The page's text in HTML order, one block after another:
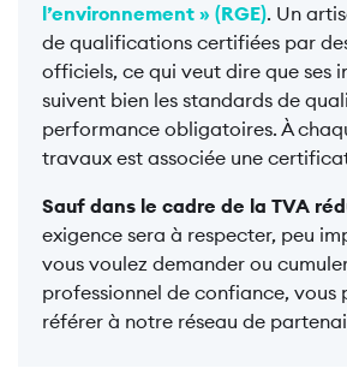
l’environnement » (RGE). Un
de qualifications certifiées par
officiels, ce qui veut dire que ses
suivent bien les standards de
performance obligatoires. À
travaux est associée une
Sauf dans le cadre de la TVA
exigence sera à respecter, peu
vous voulez demander ou
professionnel de confiance, vous
référer à notre réseau de